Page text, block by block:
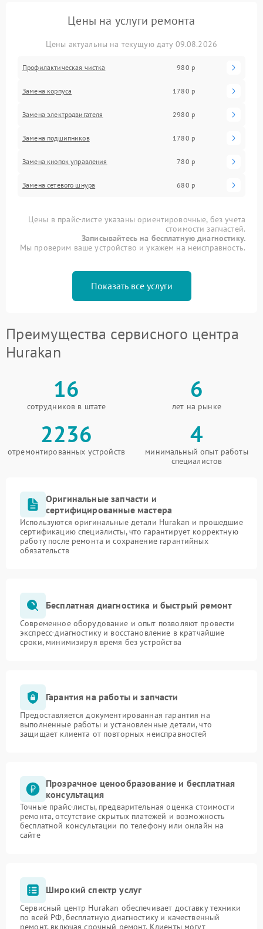
Цены на услуги ремонта
Цены актуальны на текущую дату 09.08.2026
Профилактическая чистка 980 р
Замена корпуса 1780 р
Замена электродвигателя 2980 р
Замена подшипников 1780 р
Замена кнопок управления 780 р
Замена сетевого шнура 680 р
Цены в прайс-листе указаны ориентировочные, без учета
стоимости запчастей.
Записывайтесь на бесплатную диагностику.
Мы проверим ваше устройство и укажем на неисправность.
Показать все услуги
Преимущества сервисного центра
Hurakan
16
сотрудников в штате
6
лет на рынке
2236
отремонтированных устройств
4
минимальный опыт работы
специалистов
Оригинальные запчасти и
сертифицированные мастера
Используются оригинальные детали Hurakan и прошедшие
сертификацию специалисты, что гарантирует корректную
работу после ремонта и сохранение гарантийных
обязательств
Бесплатная диагностика и быстрый ремонт
Современное оборудование и опыт позволяют провести
экспресс-диагностику и восстановление в кратчайшие
сроки, минимизируя время без устройства
Гарантия на работы и запчасти
Предоставляется документированная гарантия на
выполненные работы и установленные детали, что
защищает клиента от повторных неисправностей
Прозрачное ценообразование и бесплатная
консультация
Точные прайс-листы, предварительная оценка стоимости
ремонта, отсутствие скрытых платежей и возможность
бесплатной консультации по телефону или онлайн на
сайте
Широкий спектр услуг
Сервисный центр Hurakan обеспечивает доставку техники
по всей РФ, бесплатную диагностику и качественный
ремонт, включая срочный ремонт. Клиенты могут